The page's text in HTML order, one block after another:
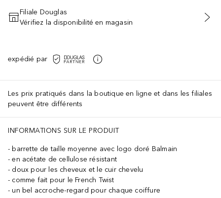
AJOUTER AU PANIER
Filiale Douglas
Vérifiez la disponibilité en magasin
expédié par
Les prix pratiqués dans la boutique en ligne et dans les filiales
peuvent être différents
INFORMATIONS SUR LE PRODUIT
barrette de taille moyenne avec logo doré Balmain
en acétate de cellulose résistant
doux pour les cheveux et le cuir chevelu
comme fait pour le French Twist
un bel accroche-regard pour chaque coiffure